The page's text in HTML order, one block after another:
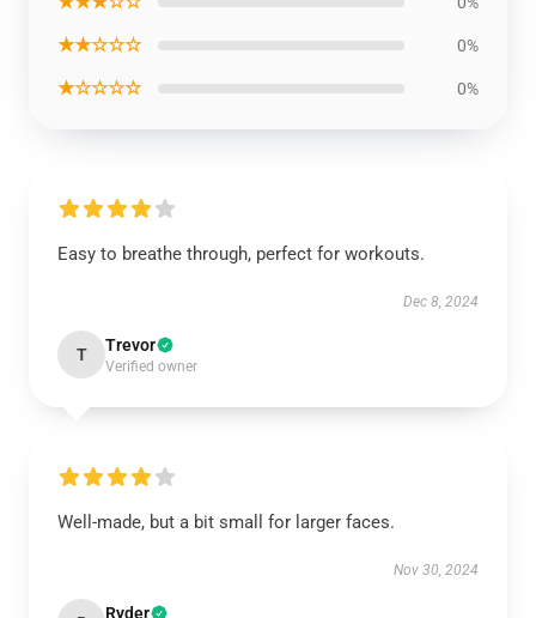
★★☆☆☆ 0%
★☆☆☆☆ 0%
Easy to breathe through, perfect for workouts.
Dec 8, 2024
T Trevor
Verified owner
Well-made, but a bit small for larger faces.
Nov 30, 2024
Ryder